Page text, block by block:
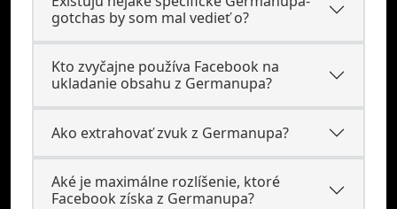
gotchas by som mal vedieť o?
Kto zvyčajne používa Facebook na
ukladanie obsahu z Germanupa?
Ako extrahovať zvuk z Germanupa?
Aké je maximálne rozlíšenie, ktoré
Facebook získa z Germanupa?